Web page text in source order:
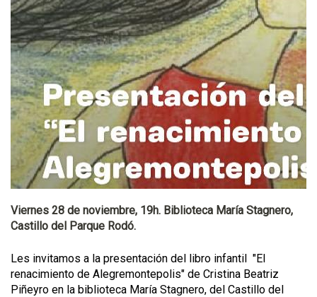
Viernes 28 de noviembre, 19h. Biblioteca María Stagnero,
Castillo del Parque Rodó.
Les invitamos a la presentación del libro infantil "El
renacimiento de Alegremontepolis" de Cristina Beatriz
Piñeyro en la biblioteca María Stagnero, del Castillo del